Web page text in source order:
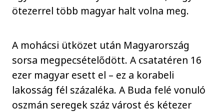
ötezerrel több magyar halt volna meg.
A mohácsi ütközet után Magyarország
sorsa megpecsételődött. A csatatéren 16
ezer magyar esett el – ez a korabeli
lakosság fél százaléka. A Buda felé vonuló
oszmán seregek száz várost és kétezer